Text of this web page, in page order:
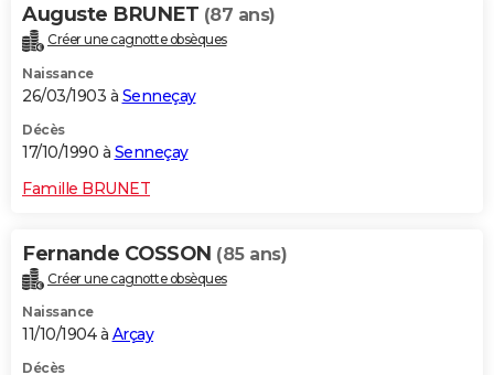
Auguste BRUNET (87 ans)
Créer une cagnotte obsèques
Naissance
26/03/1903 à Senneçay
Décès
17/10/1990 à Senneçay
Famille BRUNET
Fernande COSSON (85 ans)
Créer une cagnotte obsèques
Naissance
11/10/1904 à Arçay
Décès